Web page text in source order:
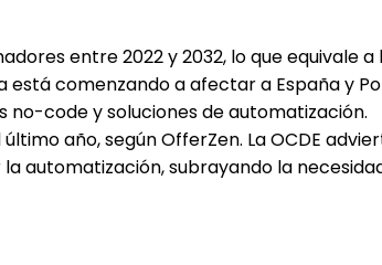
entre 2022 y 2032, lo que equivale a
comenzando a afectar a España y
code y soluciones de automatización.
año, según OfferZen. La OCDE
automatización, subrayando la